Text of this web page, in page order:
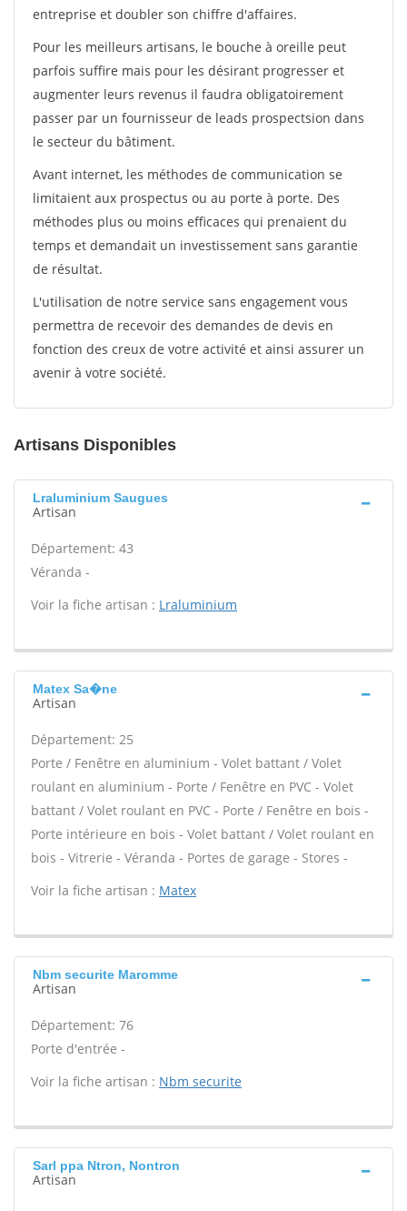
entreprise et doubler son chiffre d'affaires.
Pour les meilleurs artisans, le bouche à oreille peut
parfois suffire mais pour les désirant progresser et
augmenter leurs revenus il faudra obligatoirement
passer par un fournisseur de leads prospectsion dans
le secteur du bâtiment.
Avant internet, les méthodes de communication se
limitaient aux prospectus ou au porte à porte. Des
méthodes plus ou moins efficaces qui prenaient du
temps et demandait un investissement sans garantie
de résultat.
L'utilisation de notre service sans engagement vous
permettra de recevoir des demandes de devis en
fonction des creux de votre activité et ainsi assurer un
avenir à votre société.
Artisans Disponibles
Lraluminium Saugues
Artisan
Département: 43
Véranda -
Voir la fiche artisan : Lraluminium
Matex Sa�ne
Artisan
Département: 25
Porte / Fenêtre en aluminium - Volet battant / Volet
roulant en aluminium - Porte / Fenêtre en PVC - Volet
battant / Volet roulant en PVC - Porte / Fenêtre en bois -
Porte intérieure en bois - Volet battant / Volet roulant en
bois - Vitrerie - Véranda - Portes de garage - Stores -
Voir la fiche artisan : Matex
Nbm securite Maromme
Artisan
Département: 76
Porte d'entrée -
Voir la fiche artisan : Nbm securite
Sarl ppa Ntron, Nontron
Artisan